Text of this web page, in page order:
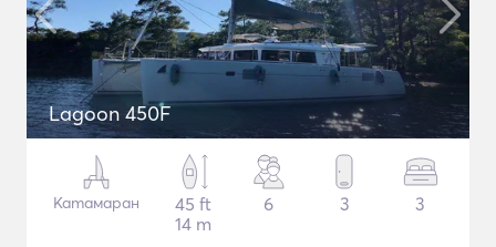
Lagoon 450F
Катамаран
45 ft
14 m
6 3 3